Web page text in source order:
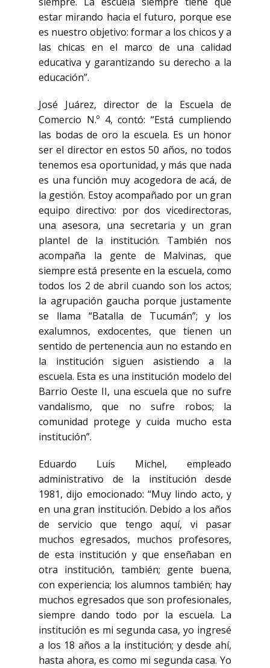
estar mirando hacia el futuro, porque ese
es nuestro objetivo: formar a los chicos y a
las chicas en el marco de una calidad
educativa y garantizando su derecho a la
educación”.
José Juárez, director de la Escuela de
Comercio N.º 4, contó: “Está cumpliendo
las bodas de oro la escuela. Es un honor
ser el director en estos 50 años, no todos
tenemos esa oportunidad, y más que nada
es una función muy acogedora de acá, de
la gestión. Estoy acompañado por un gran
equipo directivo: por dos vicedirectoras,
una asesora, una secretaria y un gran
plantel de la institución. También nos
acompaña la gente de Malvinas, que
siempre está presente en la escuela, como
todos los 2 de abril cuando son los actos;
la agrupación gaucha porque justamente
se llama “Batalla de Tucumán”; y los
exalumnos, exdocentes, que tienen un
sentido de pertenencia aun no estando en
la institución siguen asistiendo a la
escuela. Esta es una institución modelo del
Barrio Oeste II, una escuela que no sufre
vandalismo, que no sufre robos; la
comunidad protege y cuida mucho esta
institución”.
Eduardo Luis Michel, empleado
administrativo de la institución desde
1981, dijo emocionado: “Muy lindo acto, y
en una gran institución. Debido a los años
de servicio que tengo aquí, vi pasar
muchos egresados, muchos profesores,
de esta institución y que enseñaban en
otra institución, también; gente buena,
con experiencia; los alumnos también; hay
muchos egresados que son profesionales,
siempre dando todo por la escuela. La
institución es mi segunda casa, yo ingresé
a los 18 años a la institución; y desde ahí,
hasta ahora, es como mi segunda casa. Yo